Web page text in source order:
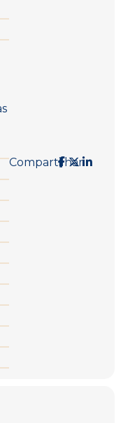
Compartilhar: